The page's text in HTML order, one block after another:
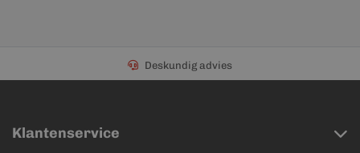
Deskundig advies
Klantenservice